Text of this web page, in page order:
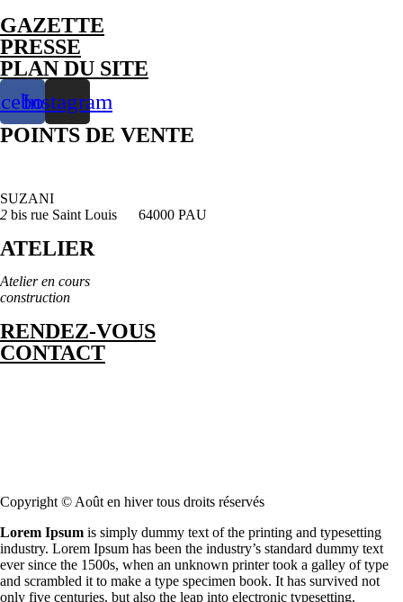
GAZETTE
PRESSE
PLAN DU SITE
Instagram
POINTS DE VENTE
SUZANI
2 bis rue Saint Louis 64000 PAU
ATELIER
Atelier en cours
construction
RENDEZ-VOUS
CONTACT
Copyright © Août en hiver tous droits réservés
Lorem Ipsum is simply dummy text of the printing and typesetting
industry. Lorem Ipsum has been the industry’s standard dummy text
ever since the 1500s, when an unknown printer took a galley of type
and scrambled it to make a type specimen book. It has survived not
only five centuries, but also the leap into electronic typesetting,